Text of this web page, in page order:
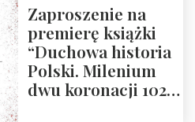
Zaproszenie na
premierę książki
“Duchowa historia
Polski. Milenium
dwu koronacji 1025-